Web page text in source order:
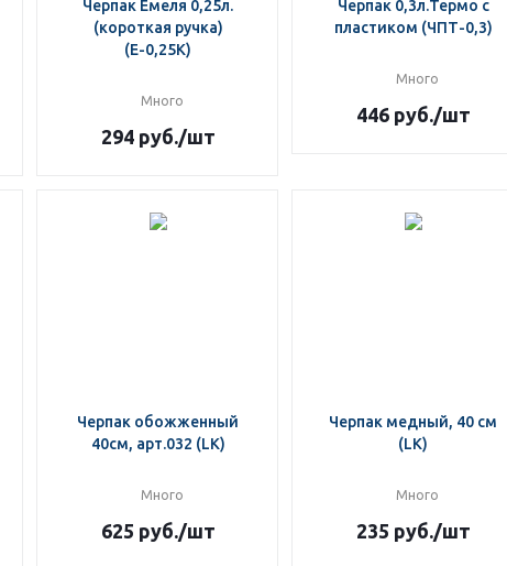
Черпак Емеля 0,25л.
(короткая ручка)
(Е-0,25К)
Много
294руб./шт
Черпак 0,3л.Термо с
пластиком (ЧПТ-0,3)
Много
446руб./шт
Черпак обожженный
40см, арт.032 (LK)
Много
625 руб./шт
Черпак медный, 40 см
(LK)
Много
235 руб./шт